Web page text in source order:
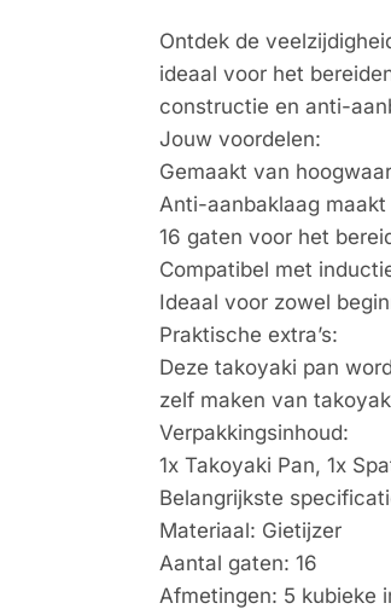
Ontdek de
ideaal voor het
constructie en anti-
Jouw voordelen:
Gemaakt van
Anti-aanbaklaag
16 gaten voor het
Compatibel met
Ideaal voor zowel
Praktische extra’s:
Deze takoyaki pan
zelf maken van
Verpakkingsinhoud:
1x Takoyaki Pan, 1x
Belangrijkste
Materiaal: Gietijzer
Aantal gaten: 16
Afmetingen: 5 kubieke